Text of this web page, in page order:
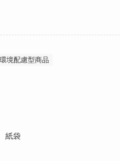
環境配慮型商品
紙袋